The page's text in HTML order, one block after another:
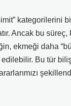
kategorilerini
Ancak bu süreç,
ekmeği daha
Bu tür